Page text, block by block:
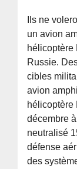
Ils ne
un avion
hélicoptère
Russie.
cibles
avion
hélicoptère
décembre
neutralisé
défense
des